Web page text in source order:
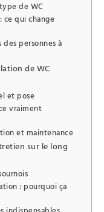
de WC
ce qui change
personnes à
de WC
et pose
vraiment
et maintenance
sur le long
: pourquoi ça